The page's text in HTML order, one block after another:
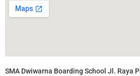
SMA Dwiwarna Boarding School Jl. Raya